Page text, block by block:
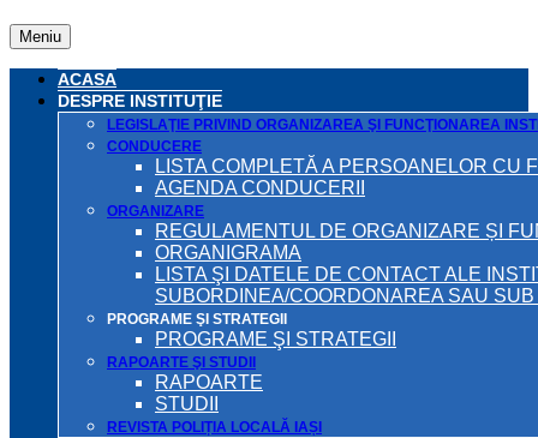
Meniu
ACASA
DESPRE INSTITUŢIE
LEGISLAŢIE PRIVIND ORGANIZAREA ŞI FUNCŢIONAREA
CONDUCERE
LISTA COMPLETĂ A PERSOANELOR CU
AGENDA CONDUCERII
ORGANIZARE
REGULAMENTUL DE ORGANIZARE ȘI
ORGANIGRAMA
LISTA ŞI DATELE DE CONTACT ALE
SUBORDINEA/COORDONAREA SAU
PROGRAME ŞI STRATEGII
PROGRAME ŞI STRATEGII
RAPOARTE ŞI STUDII
RAPOARTE
STUDII
REVISTA POLIȚIA LOCALĂ IAȘI